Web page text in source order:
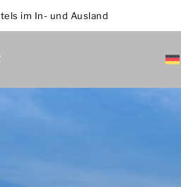
im In- und Ausland